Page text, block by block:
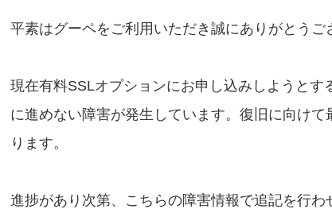
平素はグーペをご利用いただき誠にありがとうご
現在有料SSLオプションにお申し込みしようとす
に進めない障害が発生しています。復旧に向け
ります。
進捗があり次第、こちらの障害情報で追記を行わ